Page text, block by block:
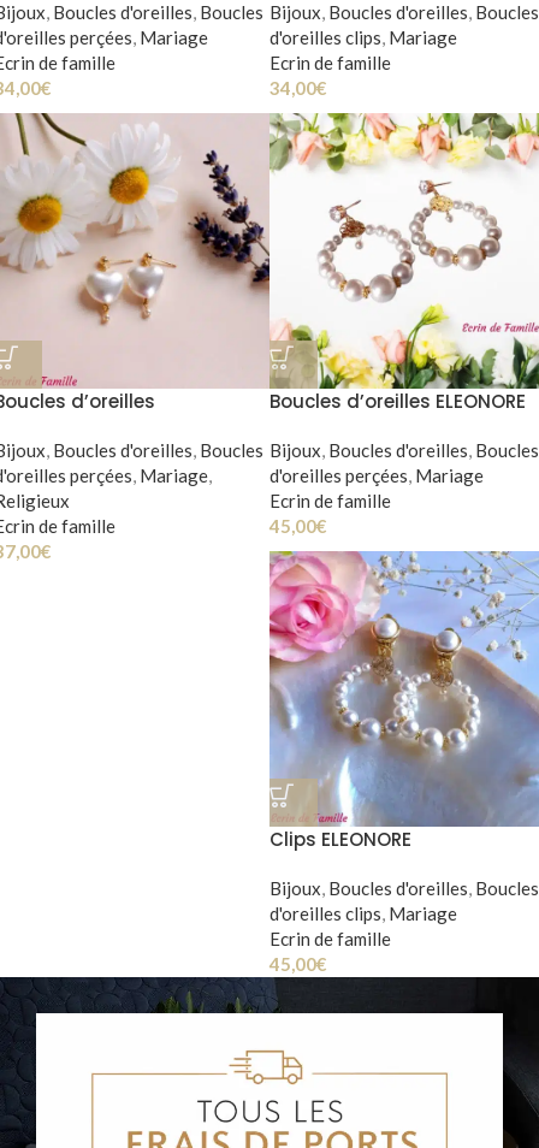
, Boucles d'oreilles, Boucles
perçées, Mariage
de famille
€
Bijoux, Boucles d'oreilles, Boucles
d'oreilles clips, Mariage
Ecrin de famille
34,00€
d’oreilles
, Boucles d'oreilles, Boucles
perçées, Mariage,
de famille
€
Boucles d’oreilles ELEONORE
Bijoux, Boucles d'oreilles, Boucles
d'oreilles perçées, Mariage
Ecrin de famille
45,00€
Clips ELEONORE
Bijoux, Boucles d'oreilles, Boucles
d'oreilles clips, Mariage
Ecrin de famille
45,00€